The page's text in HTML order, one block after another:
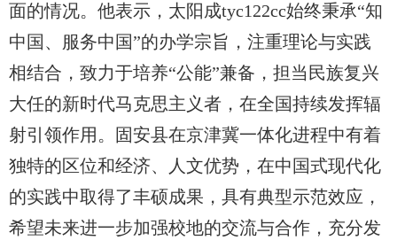
面的情况。他表示，太阳成tyc122cc始终秉承“知
中国、服务中国”的办学宗旨，注重理论与实践
相结合，致力于培养“公能”兼备，担当民族复兴
大任的新时代马克思主义者，在全国持续发挥辐
射引领作用。固安县在京津冀一体化进程中有着
独特的区位和经济、人文优势，在中国式现代化
的实践中取得了丰硕成果，具有典型示范效应，
希望未来进一步加强校地的交流与合作，充分发